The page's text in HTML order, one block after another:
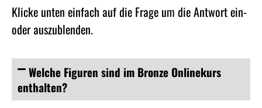
Klicke unten einfach auf die Frage um die Antwort ein-
oder auszublenden.
Welche Figuren sind im Bronze Onlinekurs
enthalten?